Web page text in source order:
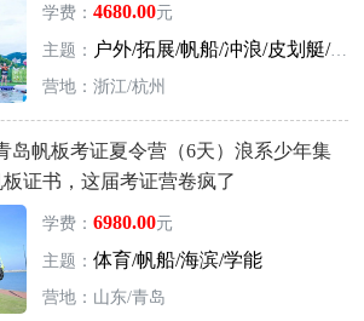
学费： 4680.00元
主题： 户外/拓展/帆船/冲浪/皮划艇/骑行
营地：浙江/杭州
岛帆板考证夏令营（6天）浪系少年集
证书，这届考证营卷疯了
学费： 6980.00元
主题： 体育/帆船/海滨/学能
营地：山东/青岛